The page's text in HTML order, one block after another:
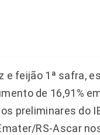
e feijão 1ª safra,
de 16,91%
preliminares do
RS-Ascar